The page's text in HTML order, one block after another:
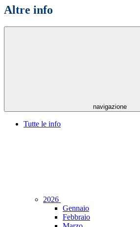
Altre info
navigazione
Tutte le info
2026
Gennaio
Febbraio